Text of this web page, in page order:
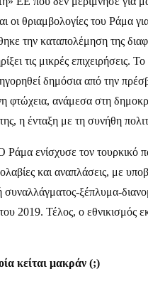
οι θριαμβολογίες του Ράμα
την καταπολέμηση της
τις μικρές
δημόσια από την
φτώχεια, ανάμεσα στη
η ένταξη με τη συνήθη
ενίσχυσε τον τουρκικό
και αναπλάσεις, με
ξέπλυμα-
2019. Τέλος, ο
κείται μακράν (;)